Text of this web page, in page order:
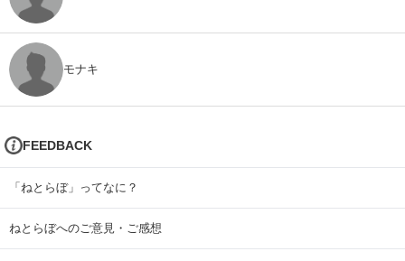
モナキ
FEEDBACK
「ねとらぼ」ってなに？
ねとらぼへのご意見・ご感想